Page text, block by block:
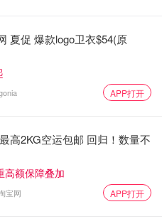
至 17,000元。你需要的
，以及能展现你个人风格的
夏促 爆款logo卫衣$54(原
APP打开
高2KG空运包邮 回归！数量不
高额保障叠加
宝网 APP打开